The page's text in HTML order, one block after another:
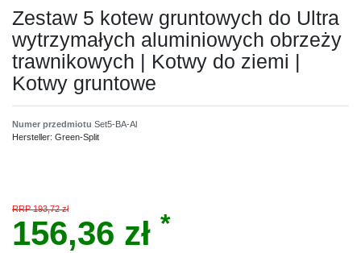
Zestaw 5 kotew gruntowych do Ultra
wytrzymałych aluminiowych obrzeży
trawnikowych | Kotwy do ziemi |
Kotwy gruntowe
Numer przedmiotu Set5-BA-Al
Hersteller: Green-Split
RRP 193,72 zł
156,36 zł *